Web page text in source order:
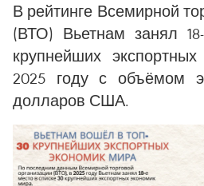
В рейтинге Всемирной
(ВТО) Вьетнам занял
крупнейших
2025 году с объёмом
долларов США.